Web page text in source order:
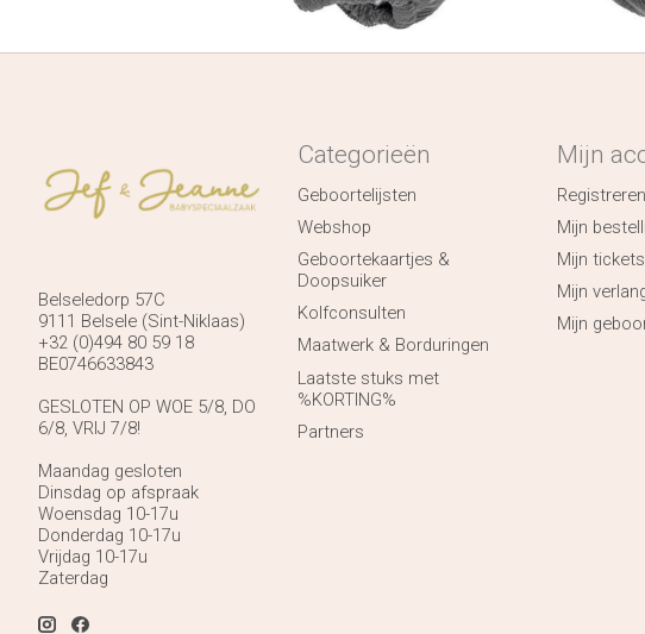
Belseledorp 57C
9111 Belsele (Sint-Niklaas)
+32 (0)494 80 59 18
BE0746633843
GESLOTEN OP WOE 5/8, DO
6/8, VRIJ 7/8!
Maandag gesloten
Dinsdag op afspraak
Woensdag 10-17u
Donderdag 10-17u
Vrijdag 10-17u
Zaterdag
Categorieën
Geboortelijsten
Webshop
Geboortekaartjes &
Doopsuiker
Kolfconsulten
Maatwerk & Borduringen
Laatste stuks met
%KORTING%
Partners
Mijn
Registreren
Mijn
Mijn tickets
Mijn
Mijn